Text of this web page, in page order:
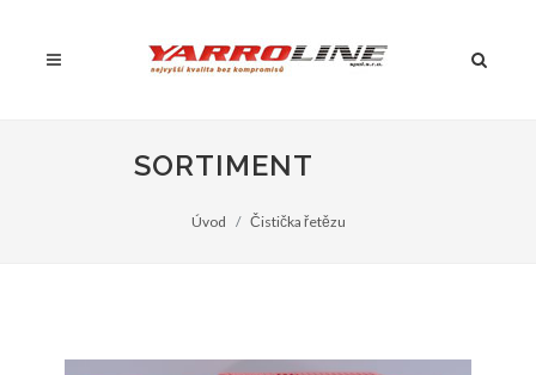
SORTIMENT
Úvod Čistička řetězu